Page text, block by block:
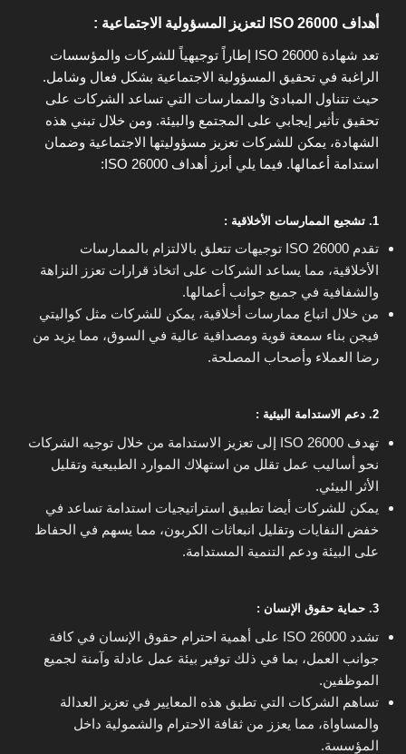
أهداف ISO 26000 لتعزيز المسؤولية الاجتماعية :
تعد شهادة ISO 26000 إطاراً توجيهياً للشركات والمؤسسات
الراغبة في تحقيق المسؤولية الاجتماعية بشكل فعال وشامل.
حيث تتناول المبادئ والممارسات التي تساعد الشركات على
تحقيق تأثير إيجابي على المجتمع والبيئة. ومن خلال تبني هذه
الشهادة، يمكن للشركات تعزيز مسؤوليتها الاجتماعية وضمان
استدامة أعمالها. فيما يلي أبرز أهداف ISO 26000:
1. تشجيع الممارسات الأخلاقية :
تقدم ISO 26000 توجيهات تتعلق بالالتزام بالممارسات
الأخلاقية، مما يساعد الشركات على اتخاذ قرارات تعزز النزاهة
والشفافية في جميع جوانب أعمالها.
من خلال اتباع ممارسات أخلاقية، يمكن للشركات مثل كواليتي
فيجن بناء سمعة قوية ومصداقية عالية في السوق، مما يزيد من
رضا العملاء وأصحاب المصلحة.
2. دعم الاستدامة البيئية :
تهدف ISO 26000 إلى تعزيز الاستدامة من خلال توجيه الشركات
نحو أساليب عمل تقلل من استهلاك الموارد الطبيعية وتقليل
الأثر البيئي.
يمكن للشركات أيضا تطبيق استراتيجيات استدامة تساعد في
خفض النفايات وتقليل انبعاثات الكربون، مما يسهم في الحفاظ
على البيئة ودعم التنمية المستدامة.
3. حماية حقوق الإنسان :
تشدد ISO 26000 على أهمية احترام حقوق الإنسان في كافة
جوانب العمل، بما في ذلك توفير بيئة عمل عادلة وآمنة لجميع
الموظفين.
تساهم الشركات التي تطبق هذه المعايير في تعزيز العدالة
والمساواة، مما يعزز من ثقافة الاحترام والشمولية داخل
المؤسسة.